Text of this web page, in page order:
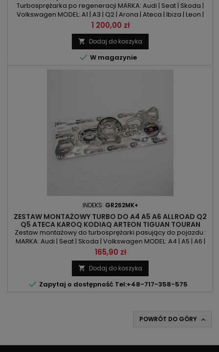
T-CROSS UP! 1.0L 82KM - 116KM
Turbosprężarka po regeneracji MARKA: Audi | Seat | Skoda |
Volkswagen MODEL: A1 | A3 | Q2 | Arona | Ateca | Ibiza | Leon |
Toledo | Fabia | Kamiq | Octavia | Rapid | Scala | Caddy |Golf |
Polo | T-Cross | UP! KOD SILNIKA: CHZA | CHZB | CHZC | CHZD |
CHZE | CHZG | CHZJ | CHZK | CHZL | DKJA | DKLA | DKLB | DKLC |
DKLD | DKRA | DKRC | DKRD | DKRE | DKRF...
Cena
1 200,00 zł
 Dodaj do koszyka
 W magazynie
INDEKS: GR262MK+
ZESTAW MONTAŻOWY TURBO DO A4 A5 A6 ALLROAD Q2
Q5 ATECA KAROQ KODIAQ ARTEON TIGUAN TOURAN
PASSAT 2.0TDI 163KM 190KM
Zestaw montażowy do turbosprężarki pasujący do pojazdu :
MARKA: Audi | Seat | Skoda | Volkswagen MODEL: A4 | A5 | A6 |
Allroad | Q2 | Q5 | Ateca | Karoq | Kodiaq | Arteon | Tiguan |
Touran | Passat KOD SILNIKA: CNHA | CZJA | DDDA | DESA | DETA |
DETB | DETH | DFHA | DFVA POJEMNOŚĆ: 1968ccm 2.0 TDI MOC:
163KM/120kW | 190KM/140kW ROK PRODUKCJI: Od 2011r
Cena
165,90 zł
 Dodaj do koszyka
 Zapytaj o dostępność Tel:+48-717-358-575
POWRÓT DO GÓRY 